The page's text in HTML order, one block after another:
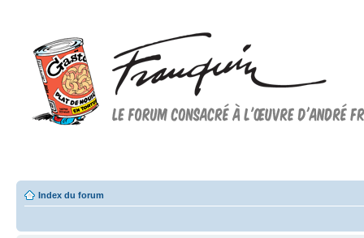
Index du forum